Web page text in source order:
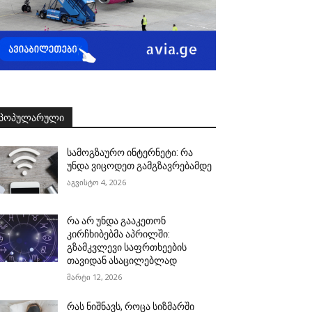
სამოგზაურო ინტერნეტი: რა
უნდა ვიცოდეთ გამგზავრებამდე
აგვისტო 4, 2026
რა არ უნდა გააკეთონ
კირჩხიბებმა აპრილში:
გზამკვლევი საფრთხეების
თავიდან ასაცილებლად
მარტი 12, 2026
რას ნიშნავს, როცა სიზმარში